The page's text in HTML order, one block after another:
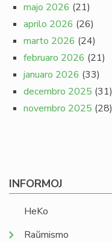
majo 2026 (21)
aprilo 2026 (26)
marto 2026 (24)
februaro 2026 (21)
januaro 2026 (33)
decembro 2025 (31)
novembro 2025 (28)
INFORMOJ
HeKo
Raŭmismo